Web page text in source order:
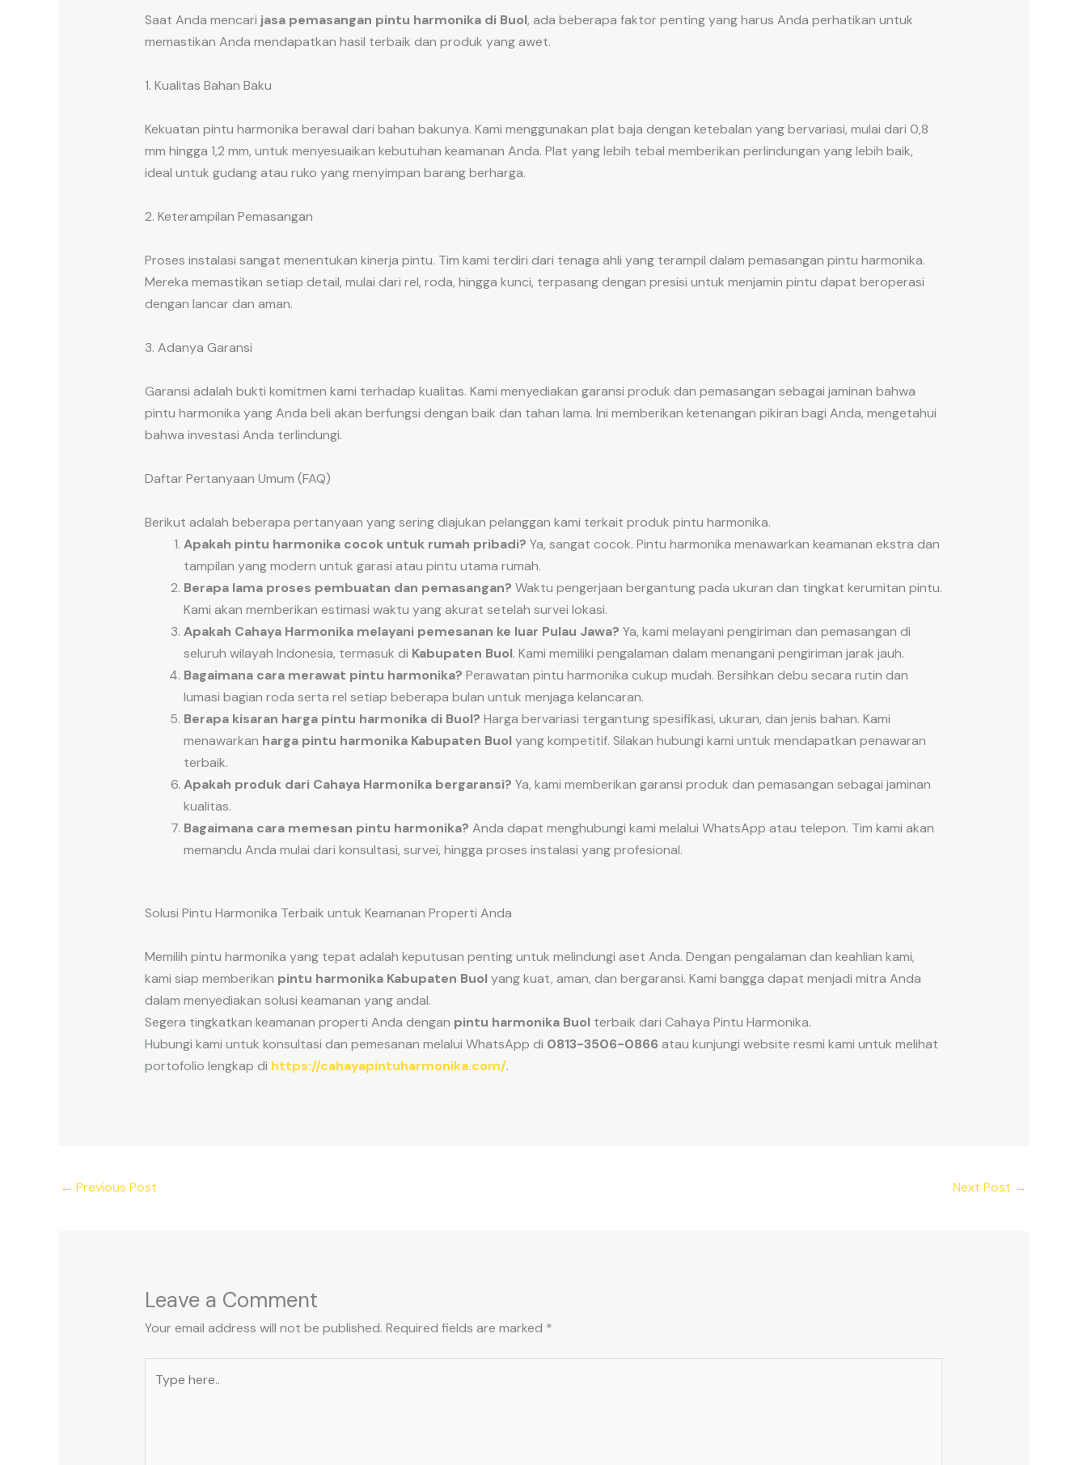
Saat Anda mencari jasa pemasangan pintu harmonika di Buol, ada beberapa faktor penting yang harus Anda perhatikan untuk
memastikan Anda mendapatkan hasil terbaik dan produk yang awet.
1. Kualitas Bahan Baku
Kekuatan pintu harmonika berawal dari bahan bakunya. Kami menggunakan plat baja dengan ketebalan yang bervariasi, mulai dari 0,8
mm hingga 1,2 mm, untuk menyesuaikan kebutuhan keamanan Anda. Plat yang lebih tebal memberikan perlindungan yang lebih baik,
ideal untuk gudang atau ruko yang menyimpan barang berharga.
2. Keterampilan Pemasangan
Proses instalasi sangat menentukan kinerja pintu. Tim kami terdiri dari tenaga ahli yang terampil dalam pemasangan pintu harmonika.
Mereka memastikan setiap detail, mulai dari rel, roda, hingga kunci, terpasang dengan presisi untuk menjamin pintu dapat beroperasi
dengan lancar dan aman.
3. Adanya Garansi
Garansi adalah bukti komitmen kami terhadap kualitas. Kami menyediakan garansi produk dan pemasangan sebagai jaminan bahwa
pintu harmonika yang Anda beli akan berfungsi dengan baik dan tahan lama. Ini memberikan ketenangan pikiran bagi Anda, mengetahui
bahwa investasi Anda terlindungi.
Daftar Pertanyaan Umum (FAQ)
Berikut adalah beberapa pertanyaan yang sering diajukan pelanggan kami terkait produk pintu harmonika.
Apakah pintu harmonika cocok untuk rumah pribadi? Ya, sangat cocok. Pintu harmonika menawarkan keamanan ekstra dan
tampilan yang modern untuk garasi atau pintu utama rumah.
Berapa lama proses pembuatan dan pemasangan? Waktu pengerjaan bergantung pada ukuran dan tingkat kerumitan pintu.
Kami akan memberikan estimasi waktu yang akurat setelah survei lokasi.
Apakah Cahaya Harmonika melayani pemesanan ke luar Pulau Jawa? Ya, kami melayani pengiriman dan pemasangan di
seluruh wilayah Indonesia, termasuk di Kabupaten Buol. Kami memiliki pengalaman dalam menangani pengiriman jarak jauh.
Bagaimana cara merawat pintu harmonika? Perawatan pintu harmonika cukup mudah. Bersihkan debu secara rutin dan
lumasi bagian roda serta rel setiap beberapa bulan untuk menjaga kelancaran.
Berapa kisaran harga pintu harmonika di Buol? Harga bervariasi tergantung spesifikasi, ukuran, dan jenis bahan. Kami
menawarkan harga pintu harmonika Kabupaten Buol yang kompetitif. Silakan hubungi kami untuk mendapatkan penawaran
terbaik.
Apakah produk dari Cahaya Harmonika bergaransi? Ya, kami memberikan garansi produk dan pemasangan sebagai jaminan
kualitas.
Bagaimana cara memesan pintu harmonika? Anda dapat menghubungi kami melalui WhatsApp atau telepon. Tim kami akan
memandu Anda mulai dari konsultasi, survei, hingga proses instalasi yang profesional.
Solusi Pintu Harmonika Terbaik untuk Keamanan Properti Anda
Memilih pintu harmonika yang tepat adalah keputusan penting untuk melindungi aset Anda. Dengan pengalaman dan keahlian kami,
kami siap memberikan pintu harmonika Kabupaten Buol yang kuat, aman, dan bergaransi. Kami bangga dapat menjadi mitra Anda
dalam menyediakan solusi keamanan yang andal.
Segera tingkatkan keamanan properti Anda dengan pintu harmonika Buol terbaik dari Cahaya Pintu Harmonika.
Hubungi kami untuk konsultasi dan pemesanan melalui WhatsApp di 0813-3506-0866 atau kunjungi website resmi kami untuk melihat
portofolio lengkap di https://cahayapintuharmonika.com/.
← Previous Post Next Post →
Leave a Comment
Your email address will not be published. Required fields are marked *
here..